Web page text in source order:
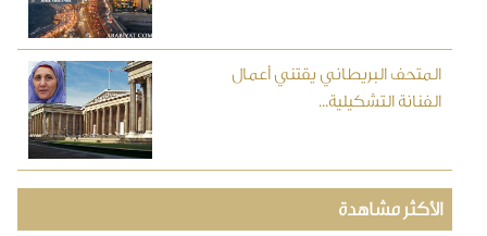
المتحف البريطاني يقتني أعمال
الفنانة التشكيلية...
الأكثر مشاهدة